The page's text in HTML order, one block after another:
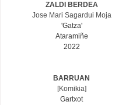
ZALDI BERDEA
Jose Mari Sagardui Moja
'Gatza'
Ataramiñe
2022
BARRUAN
[Komikia]
Gartxot